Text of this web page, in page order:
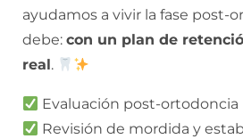
ayudamos a vivir la fase post-
debe: con un plan de
real.
Evaluación post-ortodoncia
Revisión de mordida y